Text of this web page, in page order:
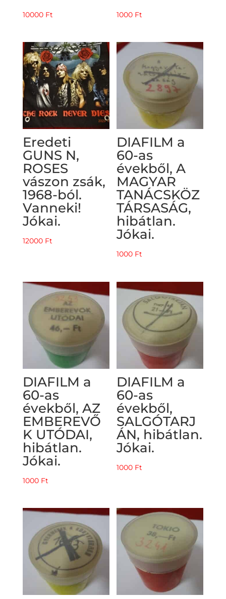
10000 Ft 1000 Ft
Eredeti
GUNS N,
ROSES
vászon zsák,
1968-ból.
Vanneki!
Jókai.
12000 Ft
DIAFILM a
60-as
évekből, A
MAGYAR
TANÁCSKÖZ
TÁRSASÁG,
hibátlan.
Jókai.
1000 Ft
DIAFILM a
60-as
évekből, AZ
EMBEREVŐ
K UTÓDAI,
hibátlan.
Jókai.
1000 Ft
DIAFILM a
60-as
évekből,
SALGÓTARJ
ÁN, hibátlan.
Jókai.
1000 Ft